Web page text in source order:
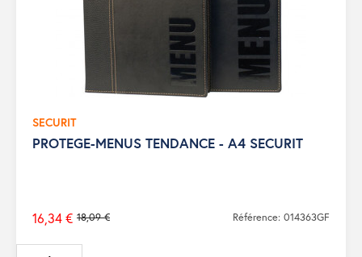
SECURIT
PROTEGE-MENUS TENDANCE - A4 SECURIT
Prix
de
18,09 €
16,34 € Référence: 014363GF